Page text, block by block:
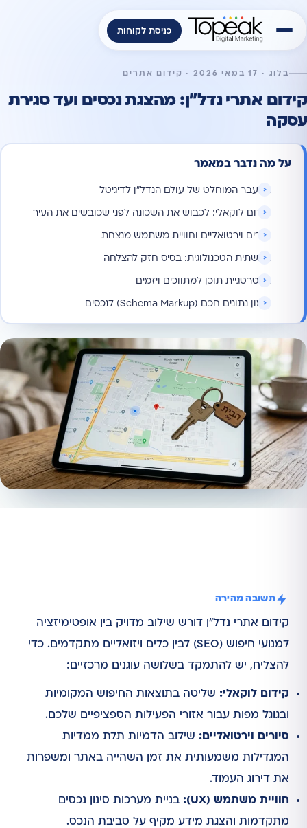
כניסת לקוחות
בלוג · 17 במאי 2026 · קידום אתרים
קידום אתרי נדל"ן: מהצגת נכסים ועד סגירת
עסקה
על מה נדבר במאמר
המעבר המוחלט של עולם הנדל"ן לדיגיטל
קידום לוקאלי: לכבוש את השכונה לפני שכובשים את העיר
סיורים וירטואליים וחוויית משתמש מנצחת
התשתית הטכנולוגית: בסיס חזק להצלחה
אסטרטגיית תוכן למתווכים ויזמים
סימון נתונים חכם (Schema Markup) לנכסים
תשובה מהירה
קידום אתרי נדל"ן דורש שילוב מדויק בין אופטימיזציה
למנועי חיפוש (SEO) לבין כלים ויזואליים מתקדמים. כדי
להצליח, יש להתמקד בשלושה עוגנים מרכזיים:
קידום לוקאלי: שליטה בתוצאות החיפוש המקומיות
ובגוגל מפות עבור אזורי הפעילות הספציפיים שלכם.
סיורים וירטואליים: שילוב הדמיות תלת ממדיות
המגדילות משמעותית את זמן השהייה באתר ומשפרות
את דירוג העמוד.
חוויית משתמש (UX):
בניית מערכות סינון נכסים
מתקדמות והצגת מידע מקיף על סביבת הנכס.